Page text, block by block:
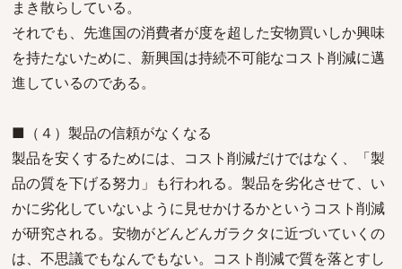
まき散らしている。
それでも、先進国の消費者が度を超した安物買いしか興味
を持たないために、新興国は持続不可能なコスト削減に邁
進しているのである。
■（４）製品の信頼がなくなる
製品を安くするためには、コスト削減だけではなく、「製
品の質を下げる努力」も行われる。製品を劣化させて、い
かに劣化していないように見せかけるかというコスト削減
が研究される。安物がどんどんガラクタに近づいていくの
は、不思議でもなんでもない。コスト削減で質を落とすし